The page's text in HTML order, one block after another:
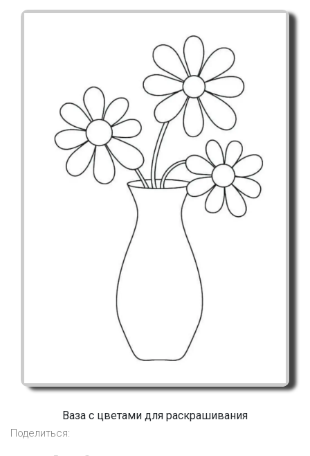
Ваза с цветами для раскрашивания
Поделиться: